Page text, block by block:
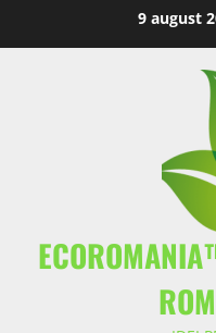
9 august